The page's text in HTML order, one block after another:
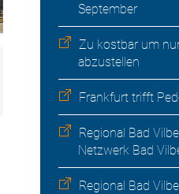
September
Zu kostbar um
abzustellen
Frankfurt trifft
Regional Bad
Netzwerk Bad
Regional Bad